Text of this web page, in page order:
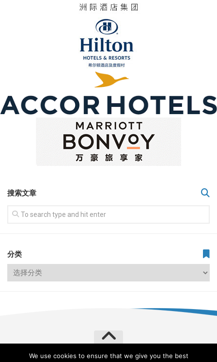
搜索文章
分类
飞常旅客 VERYLVKE © 2026. All Rights Reserved.
We use cookies to ensure that we give you the best